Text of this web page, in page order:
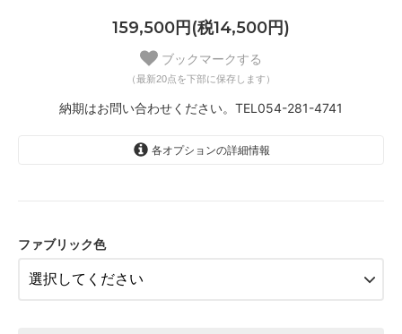
159,500円(税14,500円)
ブックマークする
（最新20点を下部に保存します）
納期はお問い合わせください。TEL054-281-4741
各オプションの詳細情報
納期はお問い合わせください。TEL054-281-4741
SOLD OUT
ファブリック色